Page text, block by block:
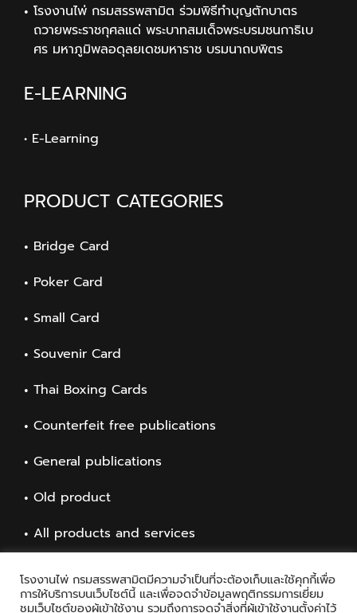
โรงงานไพ่ กรมสรรพสามิต ร่วมพิธีทำบุญตักบาตร
ถวายพระราชกุศลแด่ พระบาทสมเด็จพระบรมชนกาธิเบ
ศร มหาภูมิพลอดุลยเดชมหาราช บรมนาถบพิตร
E-LEARNING
• E-Learning
PRODUCT CATEGORIES
Bridge Card
Poker Card
Small Card
Souvenir Card
Thai Boxing Cards
Counterfeit free publications
General publications
Old product
All products and services
โรงงานไพ่ กรมสรรพสามิตมีความจำเป็นที่จะต้องเก็บและใช้คุกกี้เพื่อ
การให้บริการบนเว็บไซต์นี้ และเพื่อจดจำข้อมูลพฤติกรรมการเยี่ยม
ชมเว็บไซต์ของผู้เข้าใช้งาน รวมถึงการจดจำสิ่งที่ผู้เข้าใช้งานตั้งค่าไว้